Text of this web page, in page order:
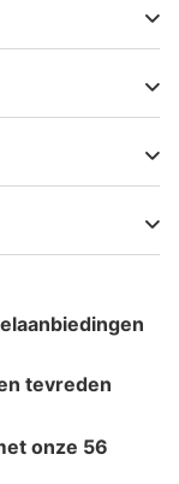
tevreden
onze 56